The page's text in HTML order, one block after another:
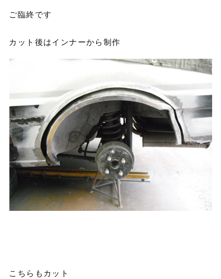
ご臨終です
カット後はインナーから制作
こちらもカット